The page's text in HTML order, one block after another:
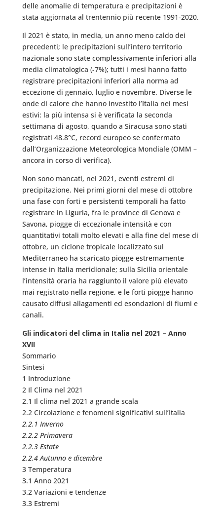
delle anomalie di temperatura e precipitazioni è
stata aggiornata al trentennio più recente 1991-2020.
Il 2021 è stato, in media, un anno meno caldo dei
precedenti; le precipitazioni sull’intero territorio
nazionale sono state complessivamente inferiori alla
media climatologica (-7%); tutti i mesi hanno fatto
registrare precipitazioni inferiori alla norma ad
eccezione di gennaio, luglio e novembre. Diverse le
onde di calore che hanno investito l’Italia nei mesi
estivi: la più intensa si è verificata la seconda
settimana di agosto, quando a Siracusa sono stati
registrati 48.8°C, record europeo se confermato
dall’Organizzazione Meteorologica Mondiale (OMM –
ancora in corso di verifica).
Non sono mancati, nel 2021, eventi estremi di
precipitazione. Nei primi giorni del mese di ottobre
una fase con forti e persistenti temporali ha fatto
registrare in Liguria, fra le province di Genova e
Savona, piogge di eccezionale intensità e con
quantitativi totali molto elevati e alla fine del mese di
ottobre, un ciclone tropicale localizzato sul
Mediterraneo ha scaricato piogge estremamente
intense in Italia meridionale; sulla Sicilia orientale
l’intensità oraria ha raggiunto il valore più elevato
mai registrato nella regione, e le forti piogge hanno
causato diffusi allagamenti ed esondazioni di fiumi e
canali.
Gli indicatori del clima in Italia nel 2021 – Anno
XVII
Sommario
Sintesi
1 Introduzione
2 Il Clima nel 2021
2.1 Il clima nel 2021 a grande scala
2.2 Circolazione e fenomeni significativi sull’Italia
2.2.1 Inverno
2.2.2 Primavera
2.2.3 Estate
2.2.4 Autunno e dicembre
3 Temperatura
3.1 Anno 2021
3.2 Variazioni e tendenze
3.3 Estremi